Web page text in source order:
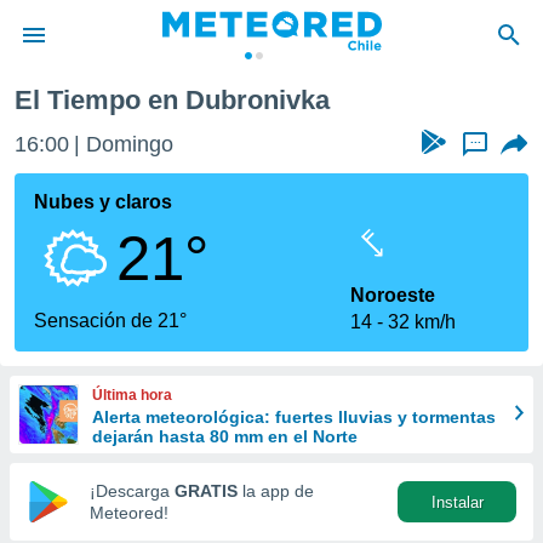
de
por
que se
calidad.
a este
las
y
forma
digital
basada
El Tiempo en Dubronivka
16:00 Domingo ...
Nubes y claros
21°
Sensación de 21°
Noroeste
14
32 km/h
Última hora
Alerta meteorológica: fuertes lluvias y tormentas
dejarán hasta 80 mm en el Norte
¡Descarga GRATIS la app de
Meteored!
Instalar